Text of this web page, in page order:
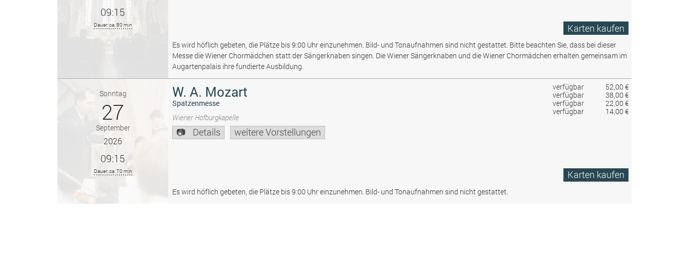
09:15
Dauer: ca. 80 min Karten kaufen
Es wird höflich gebeten, die Plätze bis 9:00 Uhr einzunehmen. Bild- und Tonaufnahmen sind nicht gestattet. Bitte beachten Sie, dass bei dieser
Messe die Wiener Chormädchen statt der Sängerknaben singen. Die Wiener Sängerknaben und die Wiener Chormädchen erhalten gemeinsam im
Augartenpalais ihre fundierte Ausbildung.
verfügbar
52,00 €
verfügbar
38,00 €
verfügbar
22,00 €
verfügbar
14,00 €
Sonntag
27
September
2026
09:15
Dauer: ca. 70 min
W. A. Mozart
Spatzenmesse
Wiener Hofburgkapelle
Details weitere Vorstellungen
Karten kaufen
Es wird höflich gebeten, die Plätze bis 9:00 Uhr einzunehmen. Bild- und Tonaufnahmen sind nicht gestattet.